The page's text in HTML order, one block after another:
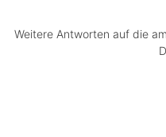
Weitere Antworten auf die